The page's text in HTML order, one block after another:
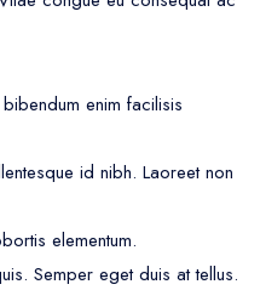
enim facilisis
id nibh. Laoreet non
elementum.
Semper eget duis at tellus.